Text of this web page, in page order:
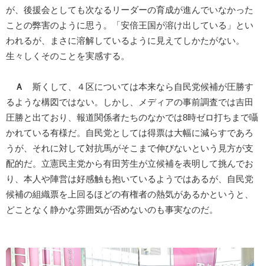
が、後援会としても次なるリーダーの育成が進んでいなかった
ことの弊害のように思う。「安倍王国が溶け出している」とい
われるが、まさに溶解しているように見えてしかたがない。
生々しくそのことを実感する。
Ａ
斯くして、４区については本来なら自民党候補が圧勝す
るような構図ではない。しかし、メディアの事前調査では吉田
圧勝と出ており、報道関係者たちのなかでは8時ゼロ打ちまで囁
かれている有様だ。自民党としては得票は大幅に減らすであろ
うが、それに対して対抗馬がそこまで伸びないという見方が支
配的だ。立憲民主党から有田芳生が立候補を表明して挑んでお
り、本人や陣営は好感触も抱いているようではあるが、自民党
候補の組織票を上回るほどの有権者の熱気があるかというと、
どことなく静かな雰囲気が否めないのも事実なのだ。